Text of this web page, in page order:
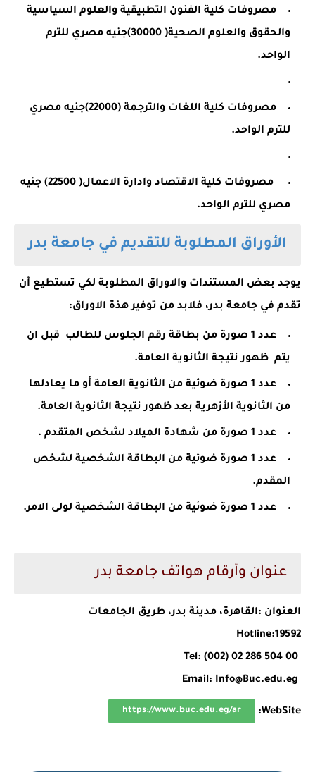
مصروفات كلية الفنون التطبيقية والعلوم السياسية
والحقوق والعلوم الصحية( 30000)جنيه مصري للترم
الواحد.
مصروفات كلية اللغات والترجمة (22000)جنيه مصري
للترم الواحد.
مصروفات كلية الاقتصاد وادارة الاعمال( 22500) جنيه
مصري للترم الواحد.
الأوراق المطلوبة للتقديم في جامعة بدر
يوجد بعض المستندات والاوراق المطلوبة لكي تستطيع أن
تقدم في جامعة بدر، فلابد من توفير هذة الاوراق:
عدد 1 صورة من بطاقة رقم الجلوس للطالب قبل ان
يتم ظهور نتيجة الثانوية العامة.
عدد 1 صورة ضوئية من الثانوية العامة أو ما يعادلها
من الثانوية الأزهرية بعد ظهور نتيجة الثانوية العامة.
عدد 1 صورة من شهادة الميلاد لشخص المتقدم .
عدد 1 صورة ضوئية من البطاقة الشخصية لشخص
المقدم.
عدد 1 صورة ضوئية من البطاقة الشخصية لولى الامر.
عنوان وأرقام هواتف جامعة بدر
العنوان :القاهرة، مدينة بدر، طريق الجامعات
Hotline:19592
WebSite:
https://www.buc.edu.eg/ar